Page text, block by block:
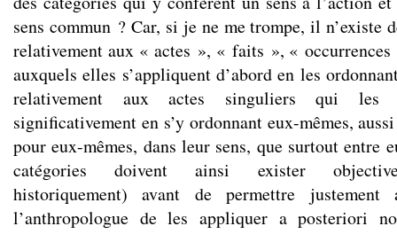
sens commun ? Car, si je ne me trompe, il n’existe
relativement aux « actes », « faits », «
auxquels elles s’appliquent d’abord en les
relativement aux actes singuliers qui les
significativement en s’y ordonnant eux-mêmes,
pour eux-mêmes, dans leur sens, que surtout entre
catégories doivent ainsi exister
historiquement) avant de permettre
l’anthropologue de les appliquer a posteriori